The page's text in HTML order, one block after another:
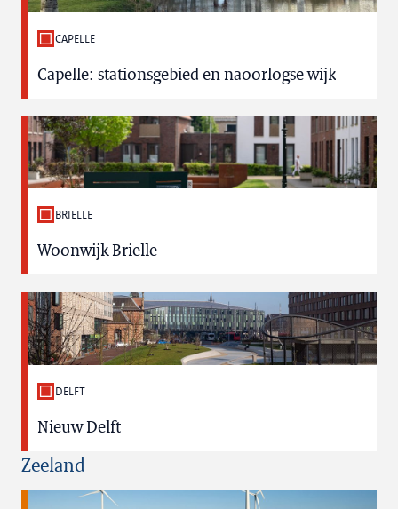
CAPELLE
Capelle: stationsgebied en naoorlogse wijk
BRIELLE
Woonwijk Brielle
DELFT
Nieuw Delft
Zeeland